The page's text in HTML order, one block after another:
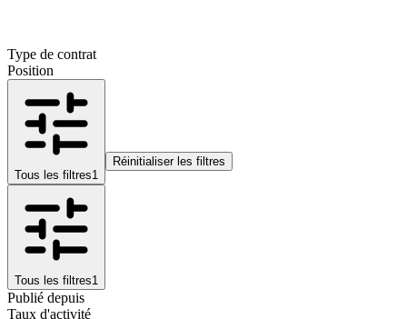
Type de contrat
Position
Tous les filtres1
Réinitialiser les filtres
Tous les filtres1
Publié depuis
Taux d'activité